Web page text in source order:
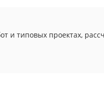
и типовых проектах,